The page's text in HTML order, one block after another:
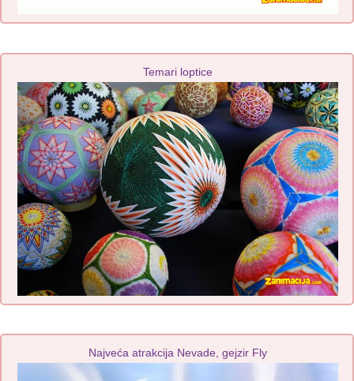
Temari loptice
Najveća atrakcija Nevade, gejzir Fly